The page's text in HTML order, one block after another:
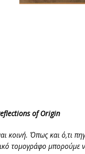
of Origin
Όπως και ό,τι
τομογράφο μπορούμε